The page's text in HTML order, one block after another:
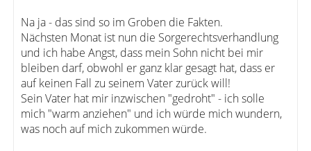
Na ja - das sind so im Groben die Fakten.
Nächsten Monat ist nun die Sorgerechtsverhandlung
und ich habe Angst, dass mein Sohn nicht bei mir
bleiben darf, obwohl er ganz klar gesagt hat, dass er
auf keinen Fall zu seinem Vater zurück will!
Sein Vater hat mir inzwischen "gedroht" - ich solle
mich "warm anziehen" und ich würde mich wundern,
was noch auf mich zukommen würde.